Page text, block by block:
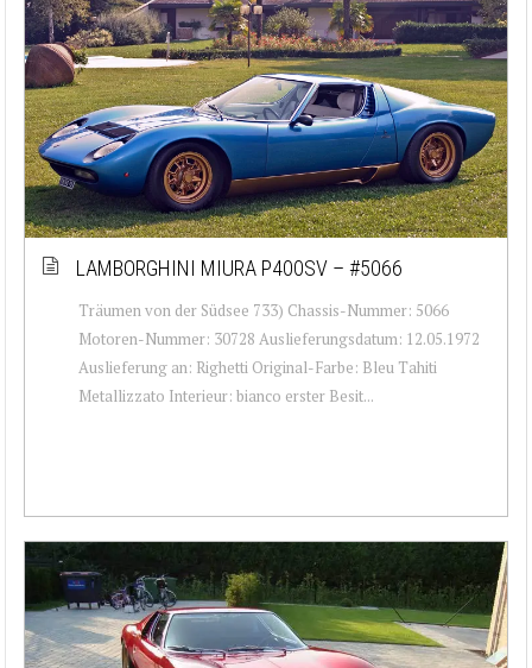
LAMBORGHINI MIURA P400SV – #5066
Träumen von der Südsee 733) Chassis-Nummer: 5066
Motoren-Nummer: 30728 Auslieferungsdatum: 12.05.1972
Auslieferung an: Righetti Original-Farbe: Bleu Tahiti
Metallizzato Interieur: bianco erster Besit...